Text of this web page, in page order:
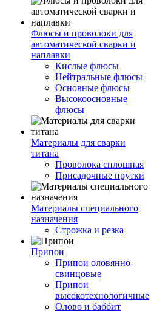
Флюсы и проволоки для
автоматической сварки и
наплавки
Кислые флюсы
Нейтральные флюсы
Основные флюсы
Высокоосновные
флюсы
Материалы для сварки
титана
Проволока сплошная
Присадочные прутки
Материалы специального
назначения
Строжка и резка
Припои
Припои оловянно-
свинцовые
Припои
высокотехнологичные
Олово и баббит